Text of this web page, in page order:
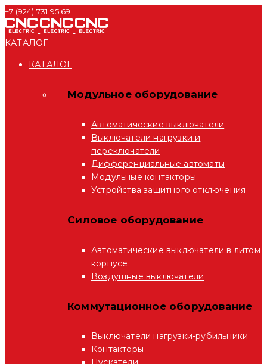
+7 (924) 731 95 69
КАТАЛОГ
КАТАЛОГ
Модульное оборудование
Автоматические выключатели
Выключатели нагрузки и
переключатели
Дифференциальные автоматы
Модульные контакторы
Устройства защитного отключения
Силовое оборудование
Автоматические выключатели в литом
корпусе
Воздушные выключатели
Коммутационное оборудование
Выключатели нагрузки-рубильники
Контакторы